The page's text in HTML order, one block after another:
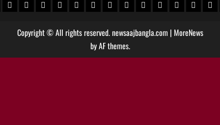
খবর
খবর
পুরুলিয়া খবর
বাঁকুড়া খবরপশ্চিম বর্ধমান খবর
পূর্ব বর্ধমান খবর
বীরভূম খবরমুর্শিদাবাদ খবর
কোচবিহার নিউজ
আলিপুরদুয়ার খবর
জলপাইগুড়ি খবর
শিলিগুড়ি খবর
উত্তরদক্ষিণ
Copyright © All rights reserved. newsaajbangla.com | MoreNews
by AF themes.